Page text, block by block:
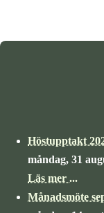
Höstupptakt
måndag, 31
Läs mer ...
Månadsmöte